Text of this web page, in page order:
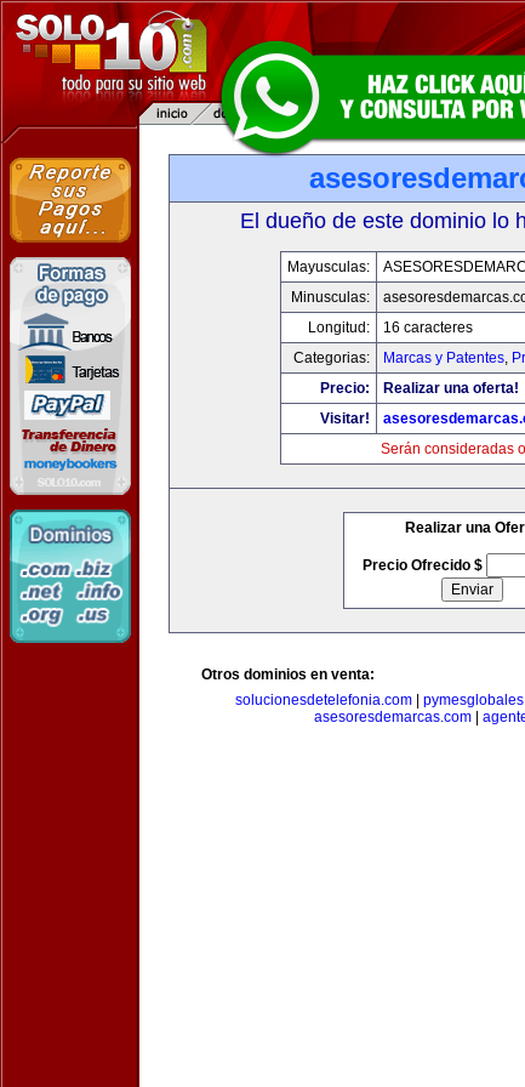
El dueño de este dominio lo
Mayusculas:
Minusculas:
Longitud:
16 caracteres
Categorias:
Marcas y Patentes,
Precio:
Realizar una oferta!
Visitar!
Serán consideradas
Realizar una
Precio Ofrecido $
Otros dominios en venta:
solucionesdetelefonia.com|
asesoresdemarcas.com